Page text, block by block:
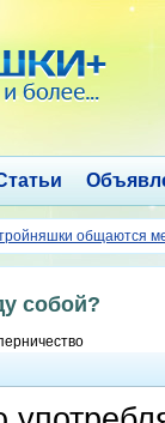
общаются
собой?